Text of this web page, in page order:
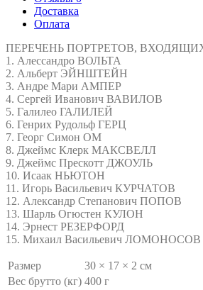
Доставка
Оплата
ПЕРЕЧЕНЬ ПОРТРЕТОВ,
1. Алессандро ВОЛЬТА
2. Альберт ЭЙНШТЕЙН
3. Андре Мари АМПЕР
4. Сергей Иванович ВАВИЛОВ
5. Галилео ГАЛИЛЕЙ
6. Генрих Рудольф ГЕРЦ
7. Георг Симон ОМ
8. Джеймс Клерк МАКСВЕЛЛ
9. Джеймс Прескотт ДЖОУЛЬ
10. Исаак НЬЮТОН
11. Игорь Васильевич КУРЧАТОВ
12. Александр Степанович ПОПОВ
13. Шарль Огюстен КУЛОН
14. Эрнест РЕЗЕРФОРД
15. Михаил Васильевич ЛОМОНОСОВ
Размер
30 × 17 × 2 см
Вес брутто (кг) 400 г